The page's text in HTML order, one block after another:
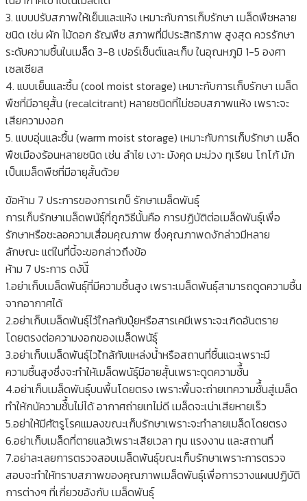
3. แบบปรับสภาพให้เย็นและแห้ง เหมาะกับการเก็บรักษา เมล็ดพืชหลาย
ชนิด เช่น ผัก ไม้ดอก ธัญพืช สภาพที่มีประสิทธิภาพ สูงสุด ควรรักษา
ระดับความชื้นในเมล็ด 3-8 เปอร์เซ็นต์และเก็บ ในอุณหภูมิ 1-5 องศา
เซลเซียส
4. แบบเย็นและชื้น (cool moist storage) เหมาะกับการเก็บรักษา เมล็ด
พืชที่มีอายุสั้น (recalcitrant) หลายชนิดที่ไม่ชอบสภาพแห้ง เพราะจะ
เสียความงอก
5. แบบอุ่นและชื้น (warm moist storage) เหมาะกับการเก็บรักษา เมล็ด
พืชเมืองร้อนหลายชนิด เช่น ลำไย เงาะ มังคุด มะม่วง ทุเรียน โกโก้ มัก
เป็นเมล็ดพืชที่มีอายุสั้นด้วย
ข้อห้าม 7 ประการของการเกบ็ รักษาเมล็ดพันธุ์
การเก็บรักษาเมล็ดพนัธุ์ที่ถูกวิธีนั้นคือ การปฏิบัติต่อเมล็ดพันธุ์เพื่อ
รักษาหรือชะลอความเสื่อมคุณภาพ ซึ่งคุณภาพดงักล่าวมีหลาย
ลักษณะ แต่ในที่นี้จะขอกล่าวถึงข้อ
ห้าม 7 ประการ ดงัน้ี
1.อย่าเก็บเมล็ดพันธุ์ที่มีความชื้นสูง เพราะเมล็ดพันธุ์สามารถดูดความชื้น
จากอากาศได้
2.อย่าเก็บเมล็ดพันธุ์ไวัใกลกับปุ๋ยหรือสารเคมีเพราะจะเกิดอันตราย
โดยตรงต่อความงอกของเมล็ดพนัธุ์
3.อย่าเก็บเมล็ดพันธุ์ไวใ้กล้กับแหล่งน้ำหรือสถานที่ชื้นแฉะเพราะมี
ความชื้นสูงซึ่งจะทำให้เมล็ดพนัธุ์มีอายสุั้นเพราะดูดความช้ื้น
4.อย่าเก็บเมล็ดพันธุ์บนพื้นโดยตรง เพราะพื้นจะถ่ายเทความช้ื้นสู่เมล็ด
ทำให้กนัความช้ื้นไม่ได้ อากาศถ่ายเทไม่ดี เมล็ดจะเน่าเสียหายเร็ว
5.อย่าให้มีศัตรูโรคแมลงขณะเก็บรักษาเพราะจะทำลายเมล็ดโดยตรง
6.อย่าเก็บเมล็ดที่ตายแลว้เพราะเสียเวลา ทุน แรงงาน และสถานที่
7.อย่าละเลยการตรวจสอบเมล็ดพันธุ์ขณะเก็บรักษาเพราะการตรวจ
สอบจะทำให้ทราบสภาพของคุณภาพเมล็ดพันธุ์เพื่อการวางแผนปฏิบัติ
การต่างๆ ที่เกี่ยวขอ้งกับ เมล็ดพันธุ์